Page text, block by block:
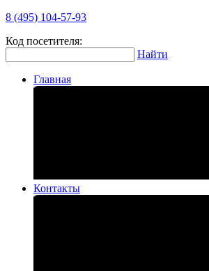
8 (495) 104-57-93
Код посетителя:
Найти
Главная
Контакты